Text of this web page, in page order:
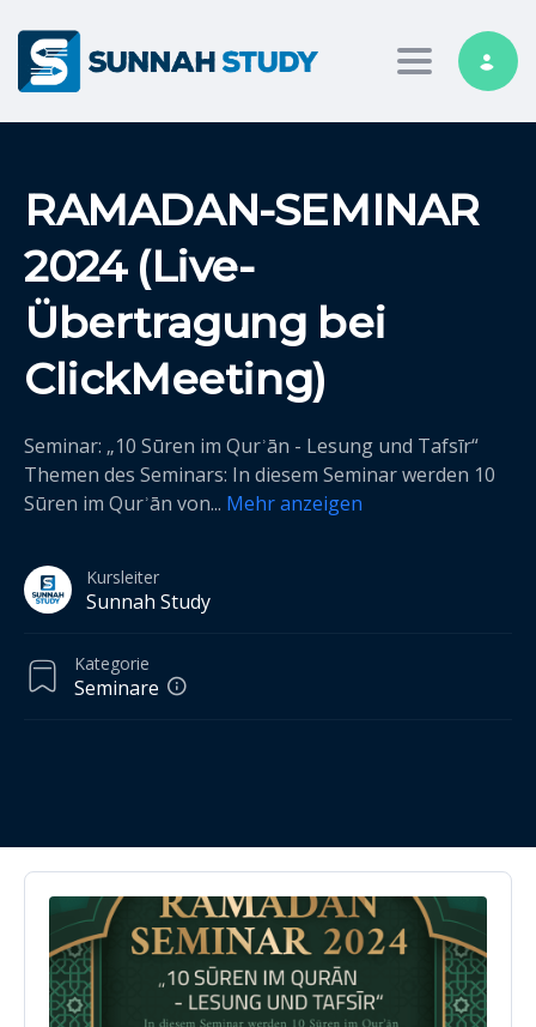
Toggle
RAMADAN-SEMINAR
2024 (Live-
Übertragung bei
ClickMeeting)
Seminar: „10 Sūren im Qurʾān - Lesung und Tafsīr“
Themen des Seminars: In diesem Seminar werden 10
Sūren im Qurʾān von... Mehr anzeigen
Kursleiter
Sunnah Study
Kategorie
Seminare